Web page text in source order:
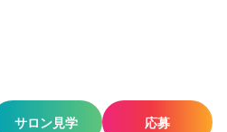
サロン見学 応募